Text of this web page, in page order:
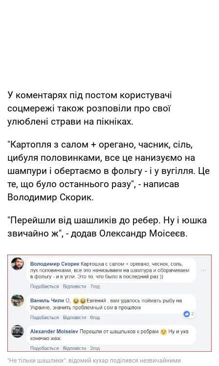
У коментарях під постом користувачі
соцмережі також розповіли про свої
улюблені страви на пікніках.
"Картопля з салом + орегано, часник, сіль,
цибуля половинками, все це нанизуємо на
шампури і обертаємо в фольгу - і у вугілля. Це
те, що було останнього разу", - написав
Володимир Скорик.
"Перейшли від шашликів до ребер. Ну і юшка
звичайно ж", - додав Олександр Моісеєв.